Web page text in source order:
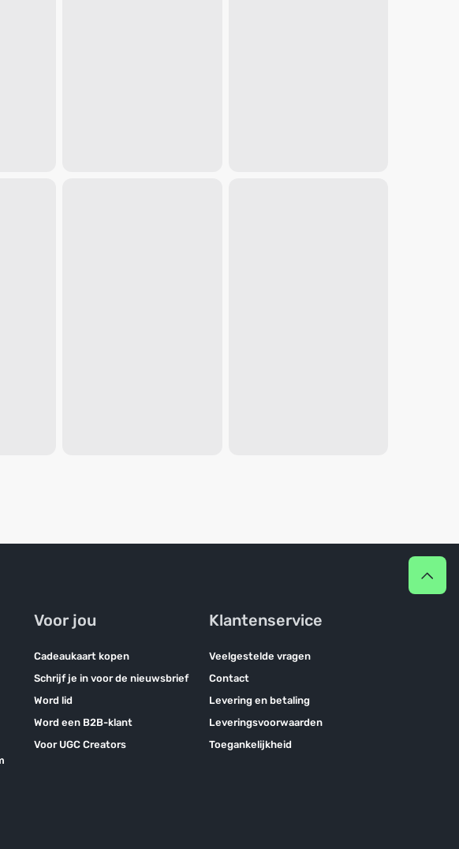
Voor jou
Cadeaukaart kopen
Schrijf je in voor de nieuwsbrief
Word lid
Word een B2B-klant
Voor UGC Creators
Klantenservice
Veelgestelde vragen
Contact
Levering en betaling
Leveringsvoorwaarden
Toegankelijkheid